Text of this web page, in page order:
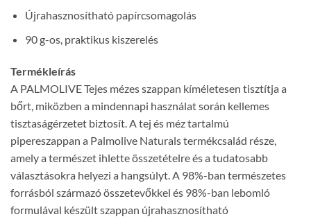
Újrahasznosítható papírcsomagolás
90 g-os, praktikus kiszerelés
Termékleírás
A PALMOLIVE Tejes mézes szappan kíméletesen tisztítja a
bőrt, miközben a mindennapi használat során kellemes
tisztaságérzetet biztosít. A tej és méz tartalmú
pipereszappan a Palmolive Naturals termékcsalád része,
amely a természet ihlette összetételre és a tudatosabb
választásokra helyezi a hangsúlyt. A 98%-ban természetes
forrásból származó összetevőkkel és 98%-ban lebomló
formulával készült szappan újrahasznosítható